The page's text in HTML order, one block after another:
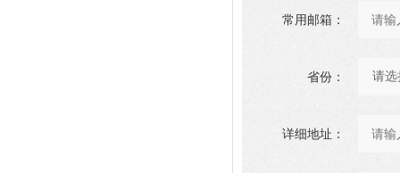
常用邮箱：
省份：
详细地址：